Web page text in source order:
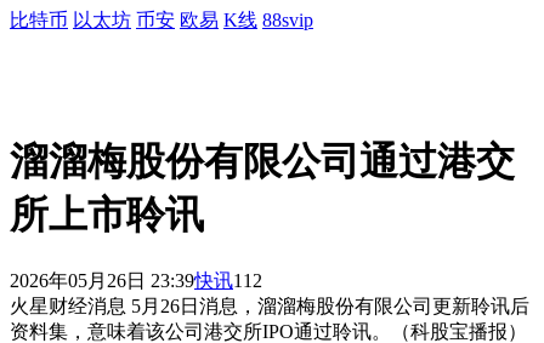
比特币 以太坊 币安 欧易 K线 88svip
溜溜梅股份有限公司通过港交
所上市聆讯
2026年05月26日 23:39快讯112
火星财经消息 5月26日消息，溜溜梅股份有限公司更新聆讯后
资料集，意味着该公司港交所IPO通过聆讯。（科股宝播报）